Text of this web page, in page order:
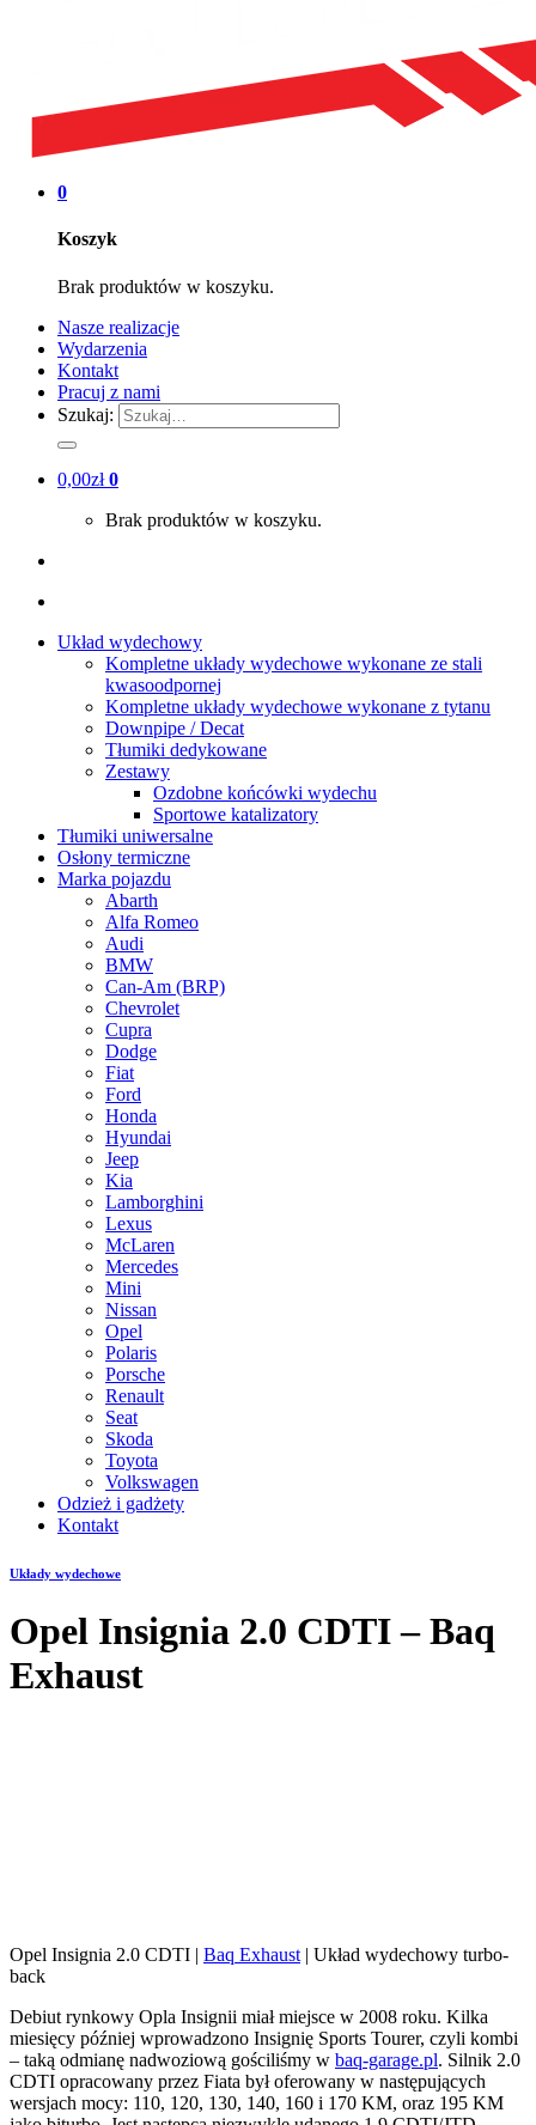
0
Koszyk
Brak produktów w koszyku.
Nasze realizacje
Wydarzenia
Kontakt
Pracuj z nami
Szukaj:
0,00zł 0
Brak produktów w koszyku.
Układ wydechowy
Kompletne układy wydechowe wykonane ze stali
kwasoodpornej
Kompletne układy wydechowe wykonane z tytanu
Downpipe / Decat
Tłumiki dedykowane
Zestawy
Ozdobne końcówki wydechu
Sportowe katalizatory
Tłumiki uniwersalne
Osłony termiczne
Marka pojazdu
Abarth
Alfa Romeo
Audi
BMW
Can-Am (BRP)
Chevrolet
Cupra
Dodge
Fiat
Ford
Honda
Hyundai
Jeep
Kia
Lamborghini
Lexus
McLaren
Mercedes
Mini
Nissan
Opel
Polaris
Porsche
Renault
Seat
Skoda
Toyota
Volkswagen
Odzież i gadżety
Kontakt
Układy wydechowe
Opel Insignia 2.0 CDTI – Baq
Exhaust
Opel Insignia 2.0 CDTI | Baq Exhaust | Układ wydechowy turbo-
back
Debiut rynkowy Opla Insignii miał miejsce w 2008 roku. Kilka
miesięcy później wprowadzono Insignię Sports Tourer, czyli kombi
– taką odmianę nadwoziową gościliśmy w baq-garage.pl. Silnik 2.0
CDTI opracowany przez Fiata był oferowany w następujących
wersjach mocy: 110, 120, 130, 140, 160 i 170 KM, oraz 195 KM